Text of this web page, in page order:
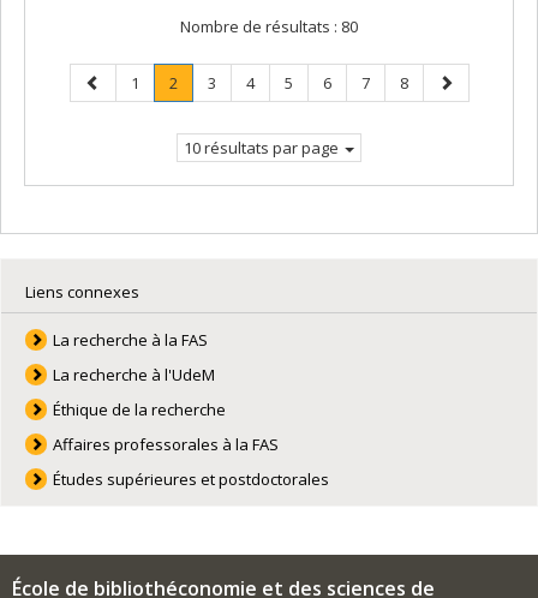
Nombre de résultats : 80
Page
précédente
Page
1 Page
2.
Page
Page
3 Page
4 Page
5 Page
6 Page
7 Page
8
Page
suivante
10 résultats par page
Liens connexes
La recherche à la FAS
La recherche à l'UdeM
Éthique de la recherche
Affaires professorales à la FAS
Études supérieures et postdoctorales
École de bibliothéconomie et des sciences de